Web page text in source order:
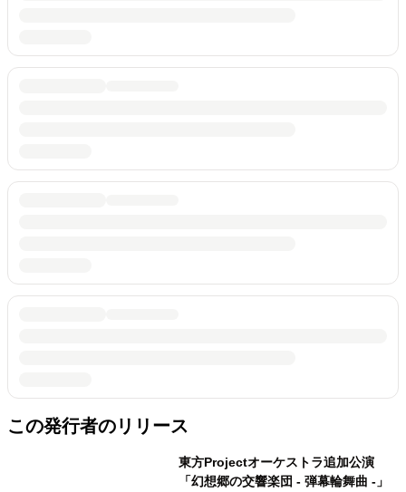
この発行者のリリース
東方Projectオーケストラ追加公演
「幻想郷の交響楽団 - 弾幕輪舞曲 -」